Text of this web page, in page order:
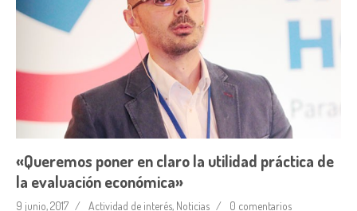
«Queremos poner en claro la utilidad práctica de
la evaluación económica»
9 junio, 2017 Actividad de interés, Noticias 0 comentarios